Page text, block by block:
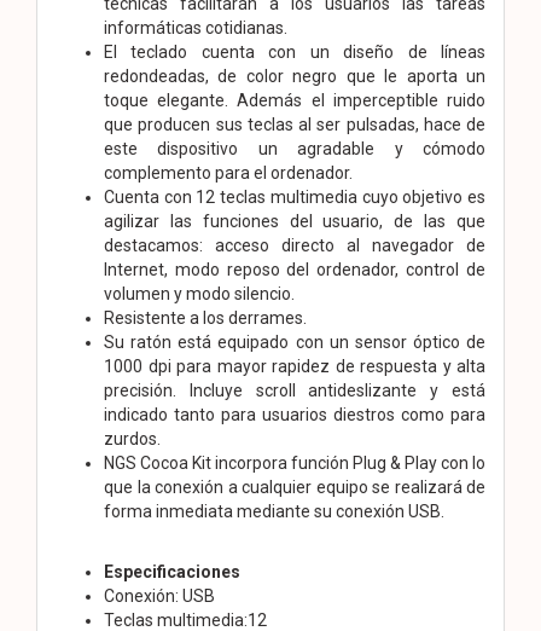
informáticas cotidianas.
El teclado cuenta con un diseño de líneas
redondeadas, de color negro que le aporta un
toque elegante. Además el imperceptible ruido
que producen sus teclas al ser pulsadas, hace de
este dispositivo un agradable y cómodo
complemento para el ordenador.
Cuenta con 12 teclas multimedia cuyo objetivo es
agilizar las funciones del usuario, de las que
destacamos: acceso directo al navegador de
Internet, modo reposo del ordenador, control de
volumen y modo silencio.
Resistente a los derrames.
Su ratón está equipado con un sensor óptico de
1000 dpi para mayor rapidez de respuesta y alta
precisión. Incluye scroll antideslizante y está
indicado tanto para usuarios diestros como para
zurdos.
NGS Cocoa Kit incorpora función Plug & Play con lo
que la conexión a cualquier equipo se realizará de
forma inmediata mediante su conexión USB.
Especificaciones
Conexión: USB
Teclas multimedia:12